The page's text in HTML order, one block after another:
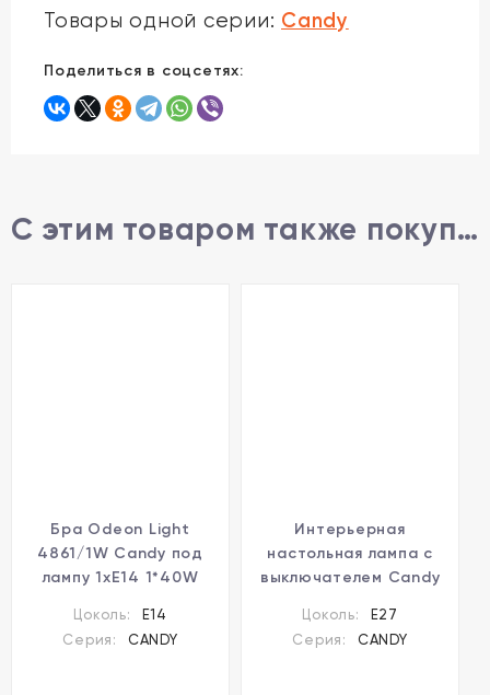
Товары одной серии: Candy
Поделиться в соцсетях:
С этим товаром также покупают
Бра Odeon Light
4861/1W Candy под
лампу 1xE14 1*40W
Цоколь:
E14
Серия:
CANDY
Интерьерная
настольная лампа с
выключателем Candy
Цоколь:
E27
Серия:
CANDY